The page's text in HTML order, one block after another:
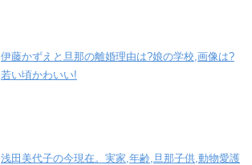
伊藤かずえと旦那の離婚理由は?娘の学校,画像は?
若い頃かわいい!
浅田美代子の今現在。実家,年齢,旦那子供,動物愛護